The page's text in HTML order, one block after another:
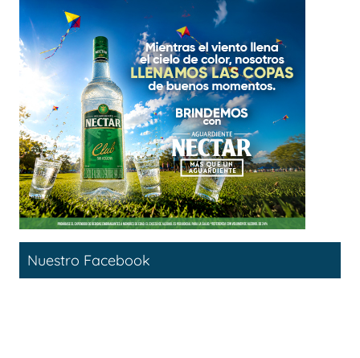
Nuestro Facebook